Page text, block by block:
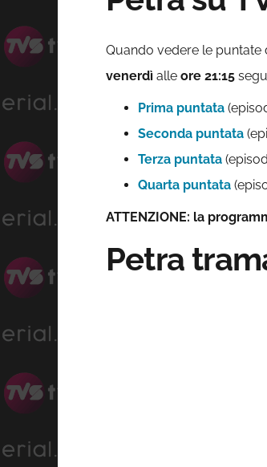
Quando vedere le puntate
venerdì alle ore 21:15
Prima puntata
Seconda puntata
Terza puntata
Quarta puntata
ATTENZIONE: la
Petra